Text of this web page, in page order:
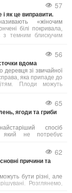
гірше дає плоди та
до зими. Тому дуже
57
як це виправити.
«жіночим
білі покривала,
з темним блискучим
років. Причин
і більшість з них
56
вдома
зі звичайної
яка припаде до
Плоди можуть
якого підвіконня.
порад, з яких
65
ягоди та гриби
спосіб
який не потребує
Якщо зелень, ягоди
вони довго
властивості.
продукти вдома
62
причини та
бути різні, але
Розглянемо,